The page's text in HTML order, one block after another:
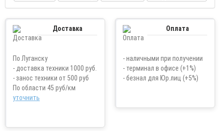
Доставка
По Луганску
- доставка техники 1000 руб.
- занос техники от 500 руб
По области 45 руб/км
уточнить
Оплата
- наличными при получении
- терминал в офисе (+1%)
- безнал для Юр.лиц (+5%)